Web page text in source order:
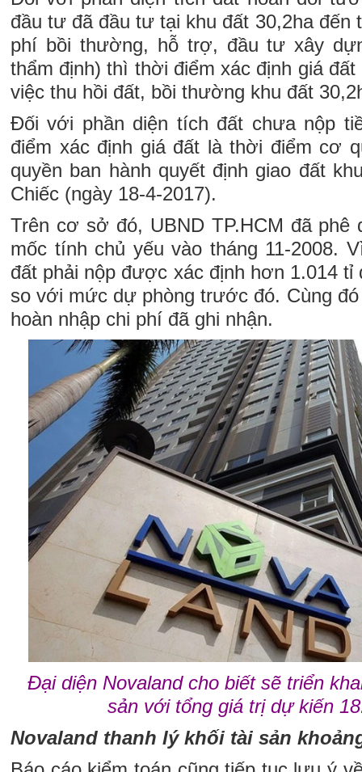
đầu tư đã đầu tư tại khu đất 30,2ha đến
phí bồi thường, hỗ trợ, đầu tư xây
thẩm định) thì thời điểm xác định giá
việc thu hồi đất, bồi thường khu đất
Đối với phần diện tích đất chưa nộp
điểm xác định giá đất là thời điểm cơ
quyền ban hành quyết định giao đất
Chiếc (ngày 18-4-2017).
Trên cơ sở đó, UBND TP.HCM đã
mốc tính chủ yếu vào tháng 11-2008.
đất phải nộp được xác định hơn 1.014 tỉ
so với mức dự phòng trước đó. Cùng đó
hoàn nhập chi phí đã ghi nhận.
Đại diện Novaland cho biết sẽ triển
sản với tổng giá trị dự kiến
Novaland thanh lý khối tài sản